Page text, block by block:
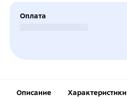
Оплата
Описание Характеристики